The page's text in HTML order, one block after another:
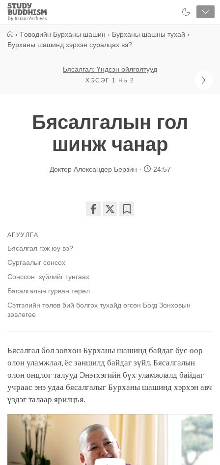
Close
Study
Buddhism
› Төвөдийн Бурханы шашин › Бурханы шашны тухай ›
Бурханы шашинд хэрхэн суралцах вэ?
Бясалгал: Үндсэн ойлголтууд
ХЭСЭГ 1 НЬ 2
Бясалгалын гол
шинж чанар
Доктор Александер Берзин 24:57
АГУУЛГА
Бясалгал гэж юу вэ?
Сургаалыг сонсох
Сонссон зүйлийг тунгаах
Бясалгалын гурван төрөл
Сэтгэлийн төлөв бий болгох тухайд өгсөн Богд Зонховын
зөвлөгөө
Бясалгал бол зөвхөн Бурханы шашинд байдаг бус өөр
олон уламжлал, ёс заншилд байдаг зүйл. Бясалгалын
олон онцлог талууд Энэтхэгийн бүх уламжлалд байдаг
учраас энэ удаа бясалгалыг Бурханы шашинд хэрхэн авч
үздэг талаар ярилцъя.